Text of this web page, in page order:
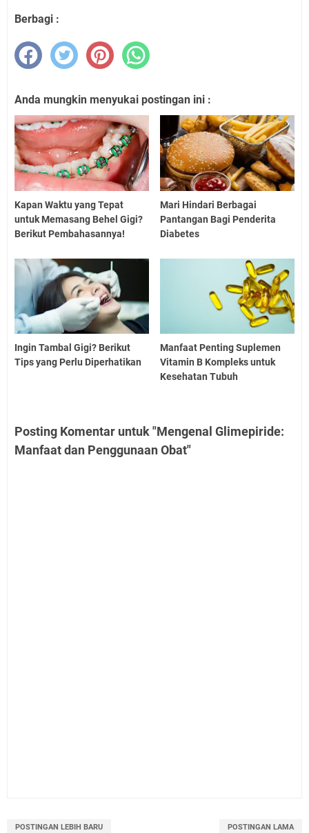
Berbagi :
Anda mungkin menyukai postingan ini :
Kapan Waktu yang Tepat
untuk Memasang Behel Gigi?
Berikut Pembahasannya!
Mari Hindari Berbagai
Pantangan Bagi Penderita
Diabetes
Ingin Tambal Gigi? Berikut
Tips yang Perlu Diperhatikan
Manfaat Penting Suplemen
Vitamin B Kompleks untuk
Kesehatan Tubuh
Posting Komentar untuk "Mengenal Glimepiride:
Manfaat dan Penggunaan Obat"
POSTINGAN LEBIH BARU POSTINGAN LAMA